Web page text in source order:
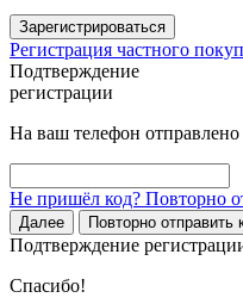
Зарегистрироваться
Регистрация частного
Подтверждение
регистрации
На ваш телефон
Не пришёл код? Повторно
Далее Повторно отправить
Подтверждение
Спасибо!